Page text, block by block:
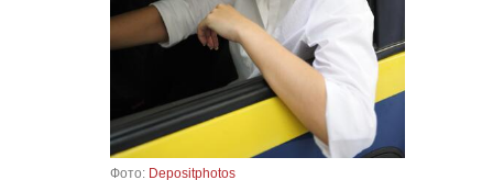
Фото: Depositphotos